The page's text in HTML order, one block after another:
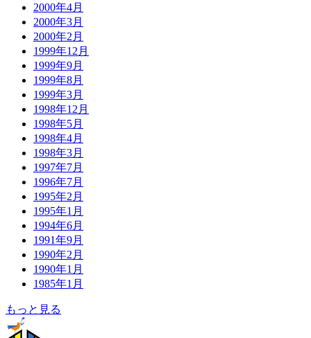
2000年4月
2000年3月
2000年2月
1999年12月
1999年9月
1999年8月
1999年3月
1998年12月
1998年5月
1998年4月
1998年3月
1997年7月
1996年7月
1995年2月
1995年1月
1994年6月
1991年9月
1990年2月
1990年1月
1985年1月
もっと見る